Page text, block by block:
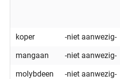
koper -niet aanwezig-
mangaan
-niet aanwezig-
molybdeen
-niet aanwezig-